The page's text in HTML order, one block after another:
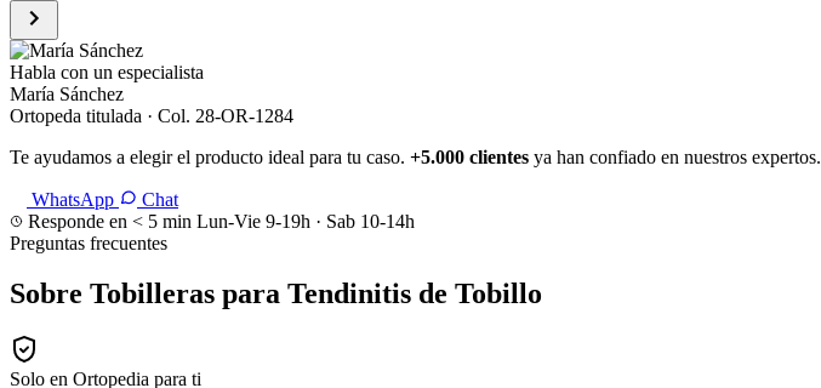
Habla con un especialista
María Sánchez
Ortopeda titulada · Col. 28-OR-1284
Te ayudamos a elegir el producto ideal para tu caso. +5.000 clientes ya han confiado en nuestros expertos.
WhatsApp
Chat
Responde en < 5 min Lun-Vie 9-19h · Sab 10-14h
Preguntas frecuentes
Sobre Tobilleras para Tendinitis de Tobillo
Solo en Ortopedia para ti